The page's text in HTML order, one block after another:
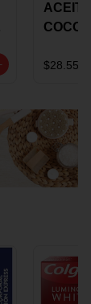
COCO
150G
$28.550